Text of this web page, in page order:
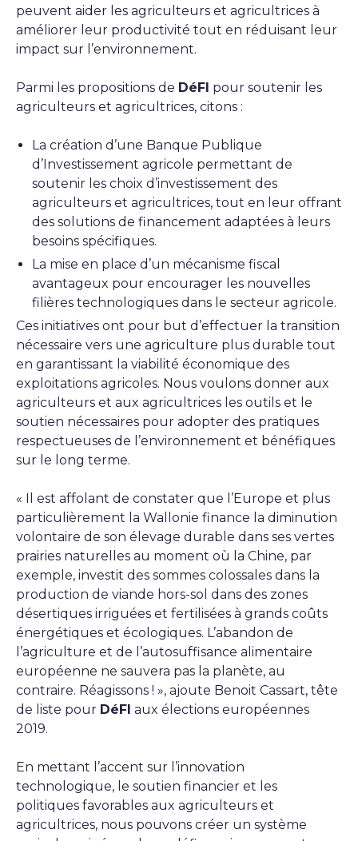
peuvent aider les agriculteurs et agricultrices à
améliorer leur productivité tout en réduisant leur
impact sur l’environnement.
Parmi les propositions de DéFI pour soutenir les
agriculteurs et agricultrices, citons :
La création d’une Banque Publique
d’Investissement agricole permettant de
soutenir les choix d’investissement des
agriculteurs et agricultrices, tout en leur offrant
des solutions de financement adaptées à leurs
besoins spécifiques.
La mise en place d’un mécanisme fiscal
avantageux pour encourager les nouvelles
filières technologiques dans le secteur agricole.
Ces initiatives ont pour but d’effectuer la transition
nécessaire vers une agriculture plus durable tout
en garantissant la viabilité économique des
exploitations agricoles. Nous voulons donner aux
agriculteurs et aux agricultrices les outils et le
soutien nécessaires pour adopter des pratiques
respectueuses de l’environnement et bénéfiques
sur le long terme.
« Il est affolant de constater que l’Europe et plus
particulièrement la Wallonie finance la diminution
volontaire de son élevage durable dans ses vertes
prairies naturelles au moment où la Chine, par
exemple, investit des sommes colossales dans la
production de viande hors-sol dans des zones
désertiques irriguées et fertilisées à grands coûts
énergétiques et écologiques. L’abandon de
l’agriculture et de l’autosuffisance alimentaire
européenne ne sauvera pas la planète, au
contraire. Réagissons ! », ajoute Benoit Cassart, tête
de liste pour DéFI aux élections européennes
2019.
En mettant l’accent sur l’innovation
technologique, le soutien financier et les
politiques favorables aux agriculteurs et
agricultrices, nous pouvons créer un système